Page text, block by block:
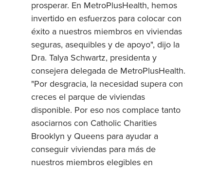
prosperar. En MetroPlusHealth, hemos
invertido en esfuerzos para colocar con
éxito a nuestros miembros en viviendas
seguras, asequibles y de apoyo", dijo la
Dra. Talya Schwartz, presidenta y
consejera delegada de MetroPlusHealth.
"Por desgracia, la necesidad supera con
creces el parque de viviendas
disponible. Por eso nos complace tanto
asociarnos con Catholic Charities
Brooklyn y Queens para ayudar a
conseguir viviendas para más de
nuestros miembros elegibles en